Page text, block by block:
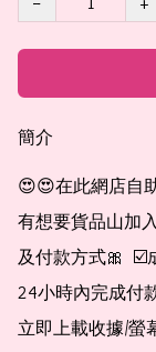
簡介
😍😍在此網店自
有想要貨品山加入
及付款方式🎀  ☑️
24小時內完成付
立即上載收據/螢